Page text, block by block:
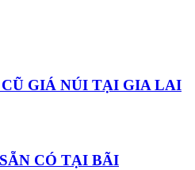
GIÁ NÚI TẠI GIA LAI
CÓ TẠI BÃI